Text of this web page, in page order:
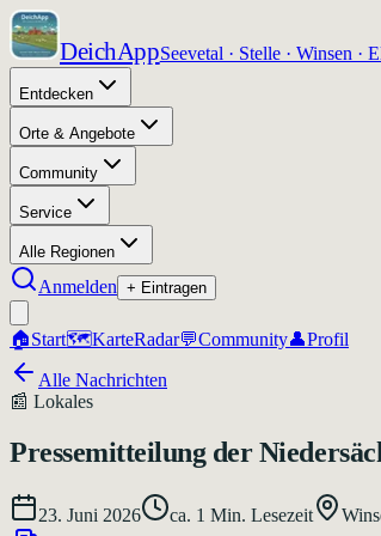
DeichAppSeevetal · Stelle · Winsen ·
Entdecken
Orte & Angebote
Community
Service
Alle Regionen
Anmelden + Eintragen
🏠Start🗺️KarteRadar💬Community👤Profil
Alle Nachrichten
📰 Lokales
Pressemitteilung der
23. Juni 2026 ca. 1 Min. Lesezeit